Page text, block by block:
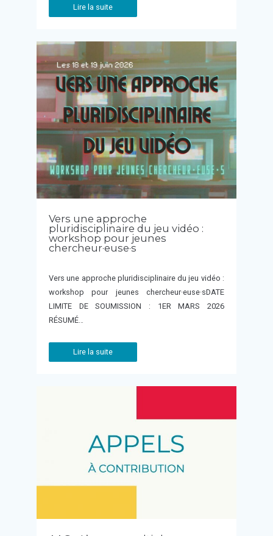
Lire la suite
Vers une approche
pluridisciplinaire du jeu vidéo :
workshop pour jeunes
chercheur·euse·s
Vers une approche pluridisciplinaire du jeu vidéo :
workshop pour jeunes chercheur·euse·sDATE
LIMITE DE SOUMISSION : 1ER MARS 2026
RÉSUMÉ…
Lire la suite